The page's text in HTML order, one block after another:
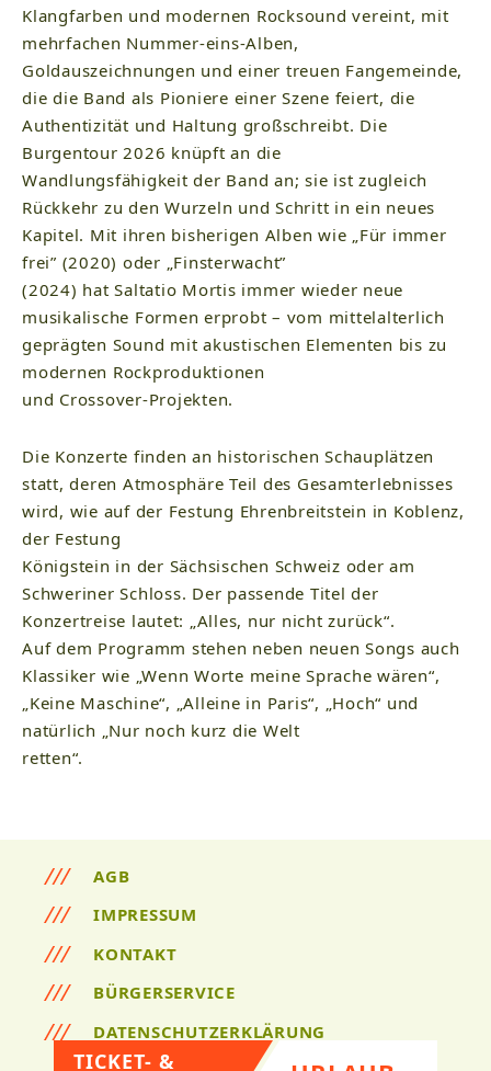
TICKET- &
Klangfarben und modernen Rocksound vereint, mit
mehrfachen Nummer-eins-Alben,
Goldauszeichnungen und einer treuen Fangemeinde,
die die Band als Pioniere einer Szene feiert, die
Authentizität und Haltung großschreibt. Die
Burgentour 2026 knüpft an die
Wandlungsfähigkeit der Band an; sie ist zugleich
Rückkehr zu den Wurzeln und Schritt in ein neues
Kapitel. Mit ihren bisherigen Alben wie „Für immer
frei” (2020) oder „Finsterwacht”
(2024) hat Saltatio Mortis immer wieder neue
musikalische Formen erprobt – vom mittelalterlich
geprägten Sound mit akustischen Elementen bis zu
modernen Rockproduktionen
und Crossover-Projekten.
Die Konzerte finden an historischen Schauplätzen
statt, deren Atmosphäre Teil des Gesamterlebnisses
wird, wie auf der Festung Ehrenbreitstein in Koblenz,
der Festung
Königstein in der Sächsischen Schweiz oder am
Schweriner Schloss. Der passende Titel der
Konzertreise lautet: „Alles, nur nicht zurück“.
Auf dem Programm stehen neben neuen Songs auch
Klassiker wie „Wenn Worte meine Sprache wären“,
„Keine Maschine“, „Alleine in Paris“, „Hoch“ und
natürlich „Nur noch kurz die Welt
retten“.
AGB
IMPRESSUM
KONTAKT
BÜRGERSERVICE
DATENSCHUTZERKLÄRUNG